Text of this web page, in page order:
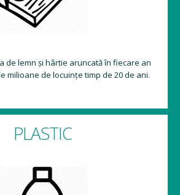
de lemn și hârtie aruncată în fiecare an
milioane de locuințe timp de 20 de ani.
PLASTIC